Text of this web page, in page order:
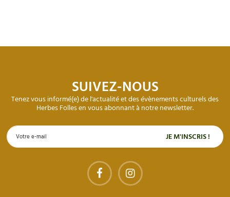
SUIVEZ-NOUS
Tenez vous informé(e) de l'actualité et des évènements culturels des
Herbes Folles en vous abonnant à notre newsletter.